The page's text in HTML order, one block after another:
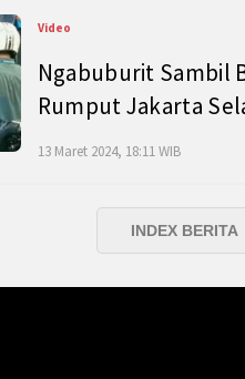
Video
Ngabuburit Sambil
Rumput Jakarta
13 Maret 2024, 18:11 WIB
INDEX BERITA